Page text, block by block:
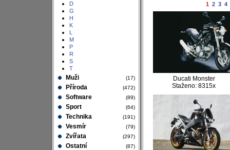
D
G
H
K
L
M
P
R
S
T
Muži (17)
Příroda (472)
Software (89)
Sport (64)
Technika (191)
Vesmír (79)
Zvířata (297)
Ostatní (87)
1 2 3 4
Ducati Monster
Staženo: 8315x